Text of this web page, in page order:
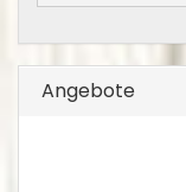
Angebote